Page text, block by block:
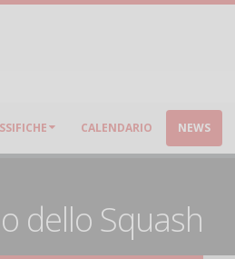
CALENDARIO NEWS
dello Squash